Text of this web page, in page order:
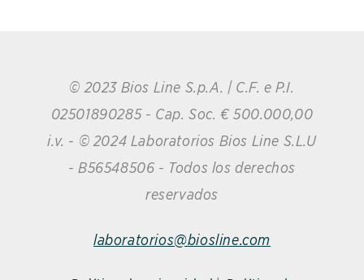
© 2023 Bios Line S.p.A. | C.F. e P.I.
02501890285 - Cap. Soc. € 500.000,00
i.v. - © 2024 Laboratorios Bios Line S.L.U
- B56548506 - Todos los derechos
reservados
laboratorios@biosline.com